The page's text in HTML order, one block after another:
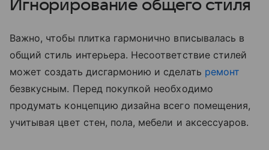
Игнорирование общего стиля
Важно, чтобы плитка гармонично вписывалась в
общий стиль интерьера. Несоответствие стилей
может создать дисгармонию и сделать ремонт
безвкусным. Перед покупкой необходимо
продумать концепцию дизайна всего помещения,
учитывая цвет стен, пола, мебели и аксессуаров.